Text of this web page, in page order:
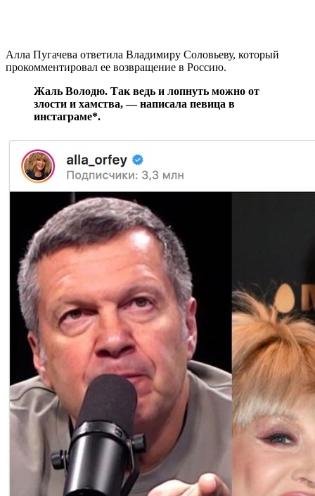
Алла Пугачева ответила Владимиру Соловьеву, который
прокомментировал ее возвращение в Россию.
Жаль Володю. Так ведь и лопнуть можно от
злости и хамства, — написала певица в
инстаграме*.